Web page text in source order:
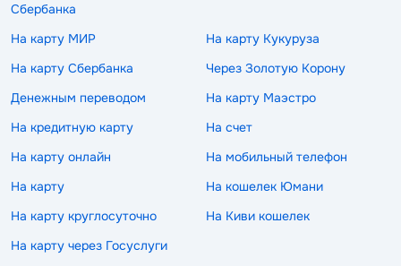
Сбербанка
На карту МИР
На карту Кукуруза
На карту Сбербанка
Через Золотую Корону
Денежным переводом
На карту Маэстро
На кредитную карту
На счет
На карту онлайн
На мобильный телефон
На карту
На кошелек Юмани
На карту круглосуточно
На Киви кошелек
На карту через Госуслуги